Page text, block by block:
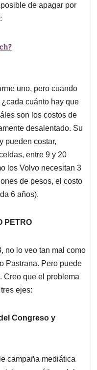
de apagar por
uno, pero cuando
cuánto hay que
son los costos de
desalentado. Su
pueden costar,
entre 9 y 20
los Volvo necesitan 3
de pesos, el costo
6 años).
PETRO
no lo veo tan mal como
Pastrana. Pero puede
Creo que el problema
ejes:
Congreso y
campaña mediática